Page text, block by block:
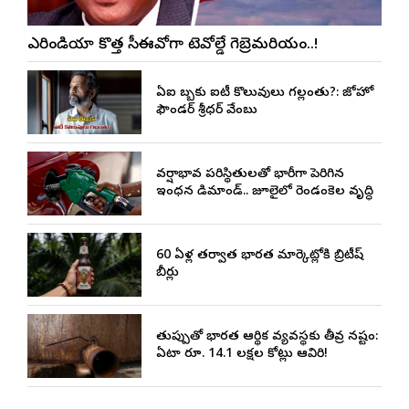
ఎయిరిండియా కొత్త సీఈవోగా టెవోల్డే గెబ్రెమరియం..!
ఏఐ దెబ్బకు ఐటీ కొలువులు గల్లంతు?: జోహో
ఫౌండర్ శ్రీధర్ వేంబు
వర్షాభావ పరిస్థితులతో భారీగా పెరిగిన
ఇంధన డిమాండ్.. జూలైలో రెండంకెల వృద్ధి
60 ఏళ్ల తర్వాత భారత మార్కెట్లోకి బ్రిటీష్
బీర్లు
తుప్పుతో భారత ఆర్థిక వ్యవస్థకు తీవ్ర నష్టం:
ఏటా రూ. 14.1 లక్షల కోట్లు ఆవిరి!